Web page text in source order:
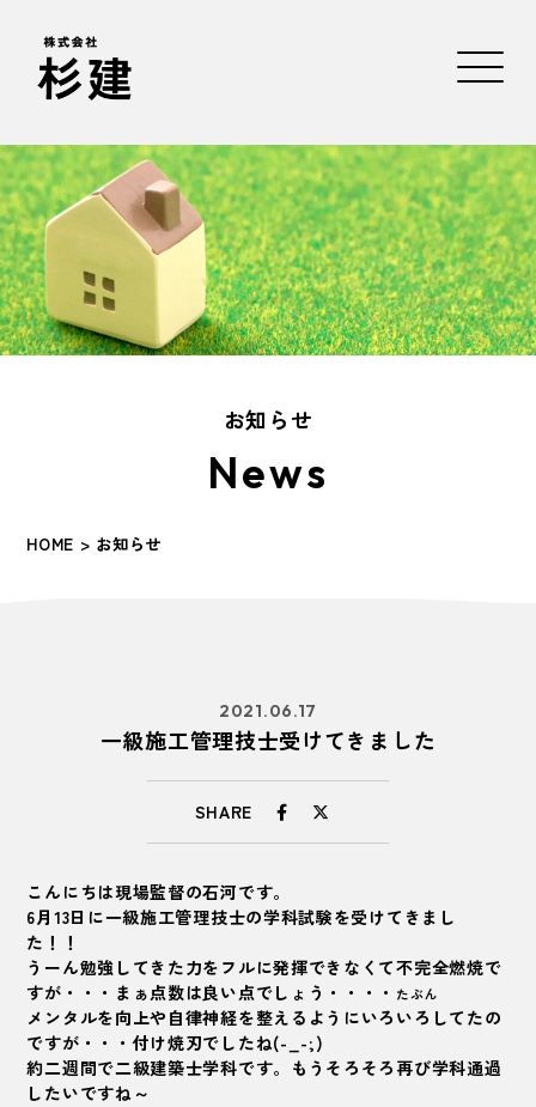
お知らせ
News
HOME > お知らせ
2021.06.17
一級施工管理技士受けてきました
SHARE
こんにちは現場監督の石河です。
6月13日に一級施工管理技士の学科試験を受けてきまし
た！！
うーん勉強してきた力をフルに発揮できなくて不完全燃焼で
すが・・・まぁ点数は良い点でしょう・・・・ たぶん
メンタルを向上や自律神経を整えるようにいろいろしてたの
ですが・・・付け焼刃でしたね(-_-;)
約二週間で二級建築士学科です。もうそろそろ再び学科通過
したいですね～